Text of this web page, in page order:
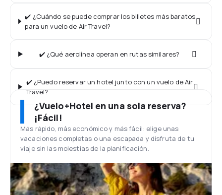
✔️ ¿Cuándo se puede comprar los billetes más baratos
para un vuelo de Air Travel?
✔️ ¿Qué aerolínea operan en rutas similares?
✔️ ¿Puedo reservar un hotel junto con un vuelo de Air
Travel?
¿Vuelo+Hotel en una sola reserva?
¡Fácil!
Más rápido, más económico y más fácil: elige unas
vacaciones completas o una escapada y disfruta de tu
viaje sin las molestias de la planificación.